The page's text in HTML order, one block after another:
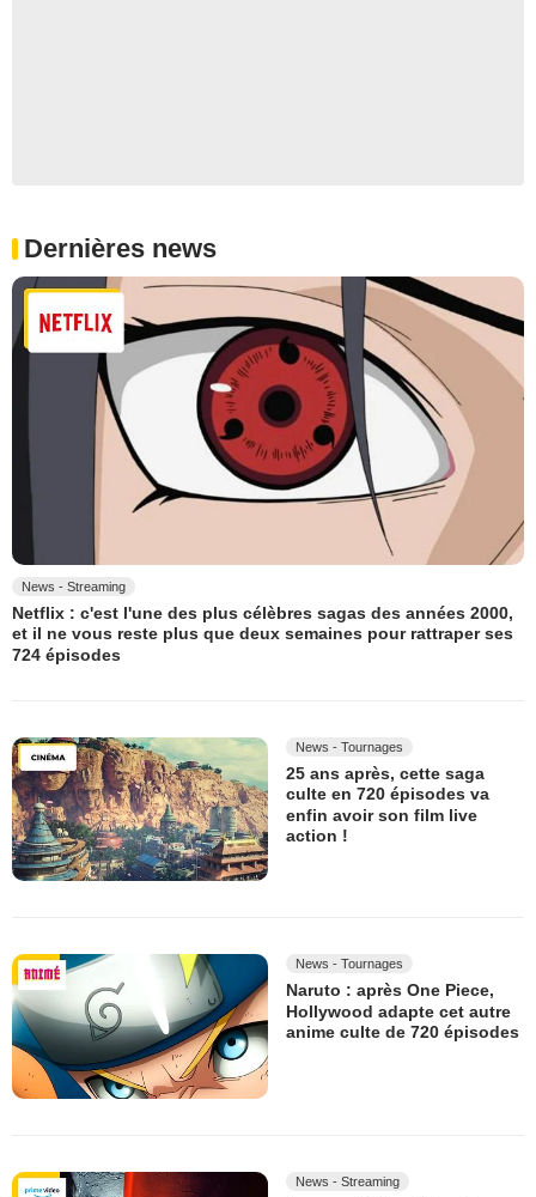
Dernières news
News - Streaming
Netflix : c'est l'une des plus célèbres sagas des années 2000,
et il ne vous reste plus que deux semaines pour rattraper ses
724 épisodes
News - Tournages
25 ans après, cette saga
culte en 720 épisodes va
enfin avoir son film live
action !
News - Tournages
Naruto : après One Piece,
Hollywood adapte cet autre
anime culte de 720 épisodes
News - Streaming